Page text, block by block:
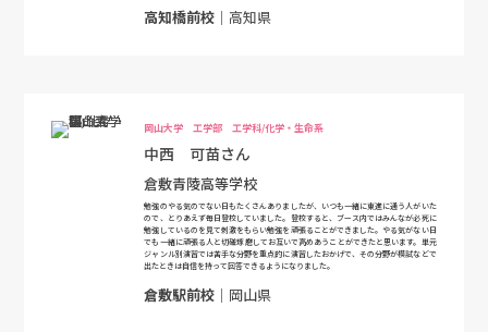
高知橋前校 ｜高知県
岡山大学 工学部 工学科/化学・生命系
中西 可苗さん
倉敷青陵高等学校
勉強のやる気のでない日もたくさんありましたが、いつも一緒に東進に通う人がいた
ので、とりあえず毎日登校していました。登校すると、ブース内ではみんなが必死に
勉強しているのを見て刺激をもらい勉強を頑張ることができました。やる気がない日
でも一緒に頑張る人と切磋琢磨してお互いで高めあうことができたと思います。単元
ジャンル別演習では苦手な分野を重点的に演習したおかげで、その分野が模試などで
出たときは自信を持って回答できるようになりました。
倉敷駅前校 ｜岡山県